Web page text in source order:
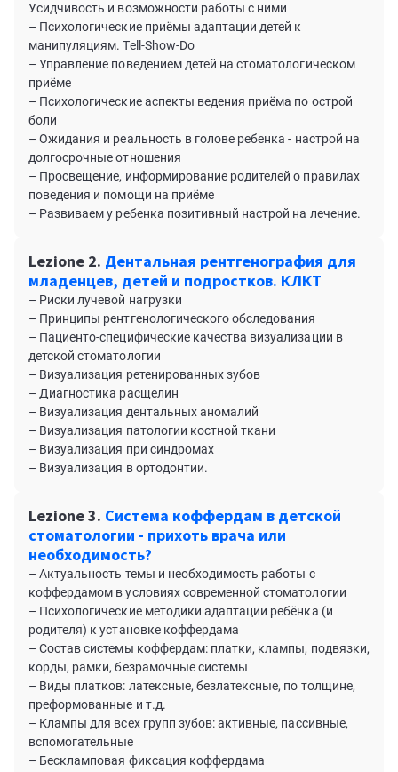
Усидчивость и возможности работы с ними
– Психологические приёмы адаптации детей к
манипуляциям. Tell-Show-Do
– Управление поведением детей на стоматологическом
приёме
– Психологические аспекты ведения приёма по острой
боли
– Ожидания и реальность в голове ребенка - настрой на
долгосрочные отношения
– Просвещение, информирование родителей о правилах
поведения и помощи на приёме
– Развиваем у ребенка позитивный настрой на лечение.
Lezione 2. Дентальная рентгенография для
младенцев, детей и подростков. КЛКТ
– Риски лучевой нагрузки
– Принципы рентгенологического обследования
– Пациенто-специфические качества визуализации в
детской стоматологии
– Визуализация ретенированных зубов
– Диагностика расщелин
– Визуализация дентальных аномалий
– Визуализация патологии костной ткани
– Визуализация при синдромах
– Визуализация в ортодонтии.
Lezione 3. Система коффердам в детской
стоматологии - прихоть врача или
необходимость?
– Актуальность темы и необходимость работы с
коффердамом в условиях современной стоматологии
– Психологические методики адаптации ребёнка (и
родителя) к установке коффердама
– Состав системы коффердам: платки, клампы, подвязки,
корды, рамки, безрамочные системы
– Виды платков: латексные, безлатексные, по толщине,
преформованные и т.д.
– Клампы для всех групп зубов: активные, пассивные,
вспомогательные
– Бескламповая фиксация коффердама